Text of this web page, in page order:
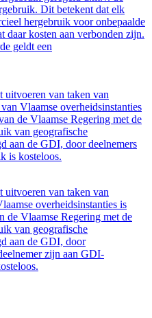
Dit betekent dat elk
hergebruik voor onbepaalde
daar kosten aan verbonden zijn.
geldt een
uitvoeren van taken van
Vlaamse overheidsinstanties
de Vlaamse Regering met de
van geografische
aan de GDI, door deelnemers
is kosteloos.
uitvoeren van taken van
overheidsinstanties is
de Vlaamse Regering met de
van geografische
aan de GDI, door
zijn aan GDI-